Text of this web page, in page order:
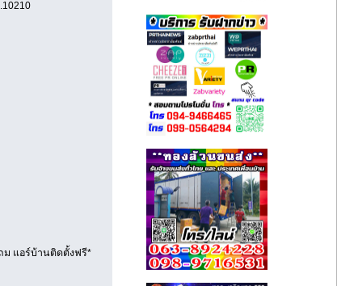
ม แอร์บ้านติดตั้งฟรี*